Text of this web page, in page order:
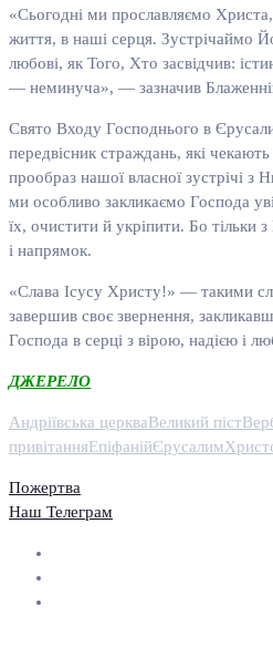
«Сьогодні ми прославляємо
життя, в наші серця. Зустрічаймо
любові, як Того, Хто засвідчив:
— неминуча», — зазначив
Свято Входу Господнього в
передвісник страждань, які
прообраз нашої власної зустрічі
ми особливо закликаємо Господа
їх, очистити й укріпити. Бо тільки
і напрямок.
«Слава Ісусу Христу!» — такими
завершив своє звернення,
Господа в серці з вірою, надією і
ДЖЕРЕЛО
Андріївська церкваВеликий піст
привітанняЕпіфанійЄрусалим
Пожертва
Наш Телеграм